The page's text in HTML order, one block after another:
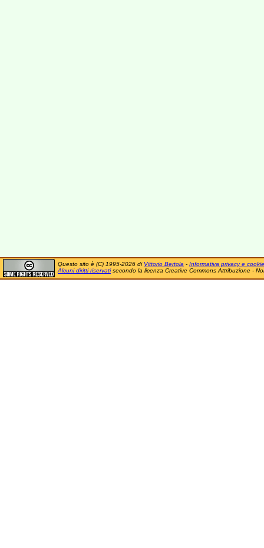
Questo sito è (C) 1995-2026 di Vittorio Bertola - Informativa privacy e cookie
Alcuni diritti riservatisecondo la licenza Creative Commons Attribuzione -